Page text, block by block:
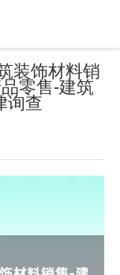
装饰材料销
零售-建筑
询查